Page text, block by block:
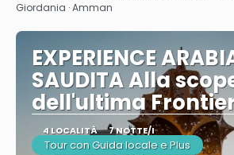
Giordania · Amman
EXPERIENCE
SAUDITA Alla
dell'ultima
4 LOCALITÀ 7 NOTTE/I
Tour con Guida locale e Plus